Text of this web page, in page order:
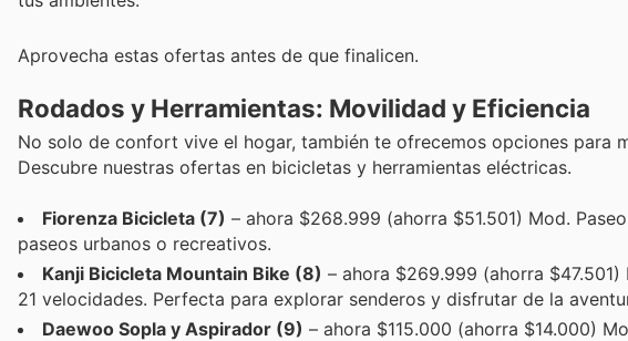
Aprovecha estas ofertas antes de que finalicen.
Rodados y Herramientas: Movilidad y Eficiencia
No solo de confort vive el hogar, también te ofrecemos opciones para
Descubre nuestras ofertas en bicicletas y herramientas eléctricas.
Fiorenza Bicicleta (7) – ahora $268.999 (ahorra $51.501) Mod.
paseos urbanos o recreativos.
Kanji Bicicleta Mountain Bike (8) – ahora $269.999 (ahorra
21 velocidades. Perfecta para explorar senderos y disfrutar de la
Daewoo Sopla y Aspirador (9) – ahora $115.000 (ahorra $14.000)